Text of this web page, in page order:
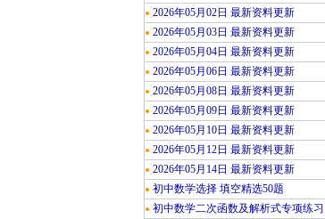
● 2026年05月02日 最新资料更新
● 2026年05月03日 最新资料更新
● 2026年05月04日 最新资料更新
● 2026年05月06日 最新资料更新
● 2026年05月08日 最新资料更新
● 2026年05月09日 最新资料更新
● 2026年05月10日 最新资料更新
● 2026年05月12日 最新资料更新
● 2026年05月14日 最新资料更新
● 初中数学选择 填空精选50题
● 初中数学二次函数及解析式专项练习